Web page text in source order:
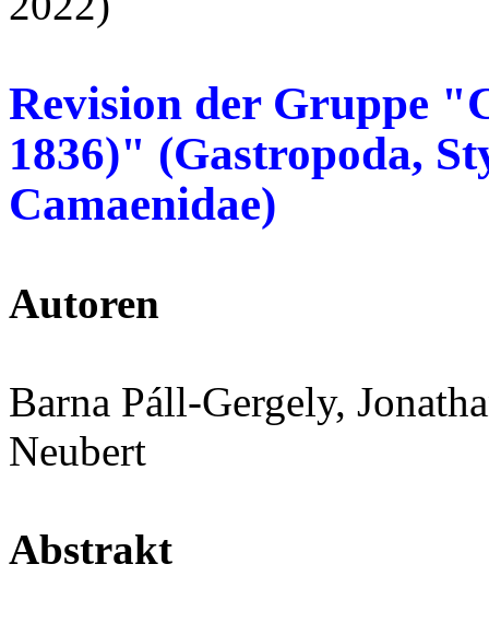
Revision der Gruppe
1836)" (Gastropoda,
Camaenidae)
Autoren
Barna Páll-Gergely,
Neubert
Abstrakt